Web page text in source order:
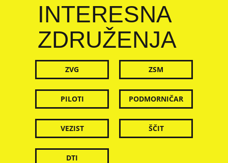
INTERESNA
ZDRUŽENJA
ZVG ZSM
PILOTI PODMORNIČAR
VEZIST ŠČIT
DTI